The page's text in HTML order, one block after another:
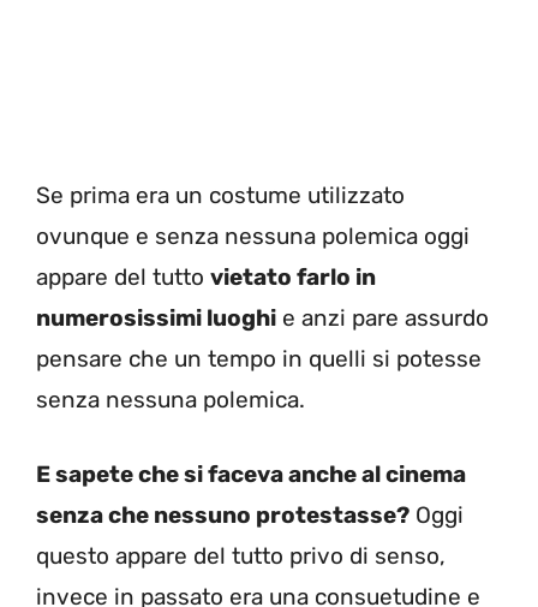
Se prima era un costume utilizzato
ovunque e senza nessuna polemica oggi
appare del tutto vietato farlo in
numerosissimi luoghi e anzi pare assurdo
pensare che un tempo in quelli si potesse
senza nessuna polemica.
E sapete che si faceva anche al cinema
senza che nessuno protestasse? Oggi
questo appare del tutto privo di senso,
invece in passato era una consuetudine e